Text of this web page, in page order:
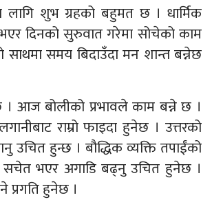
लागि शुभ ग्रहको बहुमत छ । धार्मिक
दिनको सुरुवात गरेमा सोचेको काम
साथमा समय बिदाउँदा मन शान्त बन्नेछ
। आज बोलीको प्रभावले काम बन्ने छ ।
राम्रो फाइदा हुनेछ । उत्तरको
उचित हुन्छ । बौद्धिक व्यक्ति तपाईंको
सचेत भएर अगाडि बढ्नु उचित हुनेछ ।
प्रगति हुनेछ ।